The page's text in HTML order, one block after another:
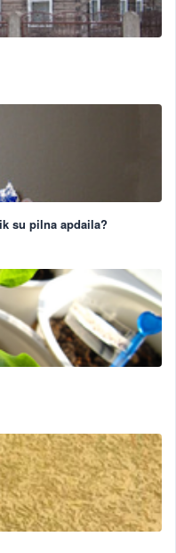
su pilna apdaila?